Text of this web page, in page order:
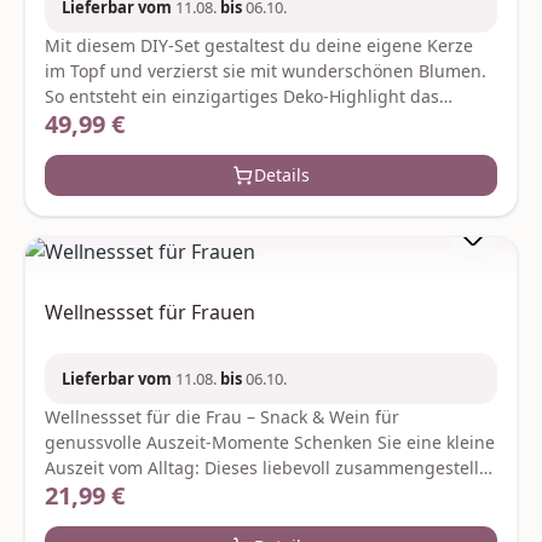
Lieferbar vom 11.08. bis06.10.
Mit diesem DIY-Set gestaltest du deine eigene Kerze
im Topf und verzierst sie mit wunderschönen Blumen.
So entsteht ein einzigartiges Deko-Highlight das
perfekt in jedes Zuhause passt oder als liebevolles
enthalten – für entspannte Kreativmomente und ein
handgemachtes Unikat. Je nach Verfügbarkeit werden
ggf. gleich- oder höherwertige Ersatzartikel geliefert.
Hersteller:Graine CreativeZae le rondCS
Regulärer Preis:
49,99 €
Details
Wellnessset für Frauen
Lieferbar vom 11.08. bis06.10.
Wellnessset für die Frau – Snack & Wein für
genussvolle Auszeit-Momente Schenken Sie eine kleine
Auszeit vom Alltag: Dieses liebevoll zusammengestellte
Wellnessset lädt zum Entspannen und Verwöhnen ein.
Regulärer Preis:
21,99 €